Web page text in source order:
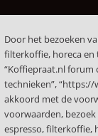
Door het bezoeken
filterkoffie, horeca en
“Koffiepraat.nl forum
technieken”,
akkoord met de
voorwaarden,
espresso, filterkoffie,